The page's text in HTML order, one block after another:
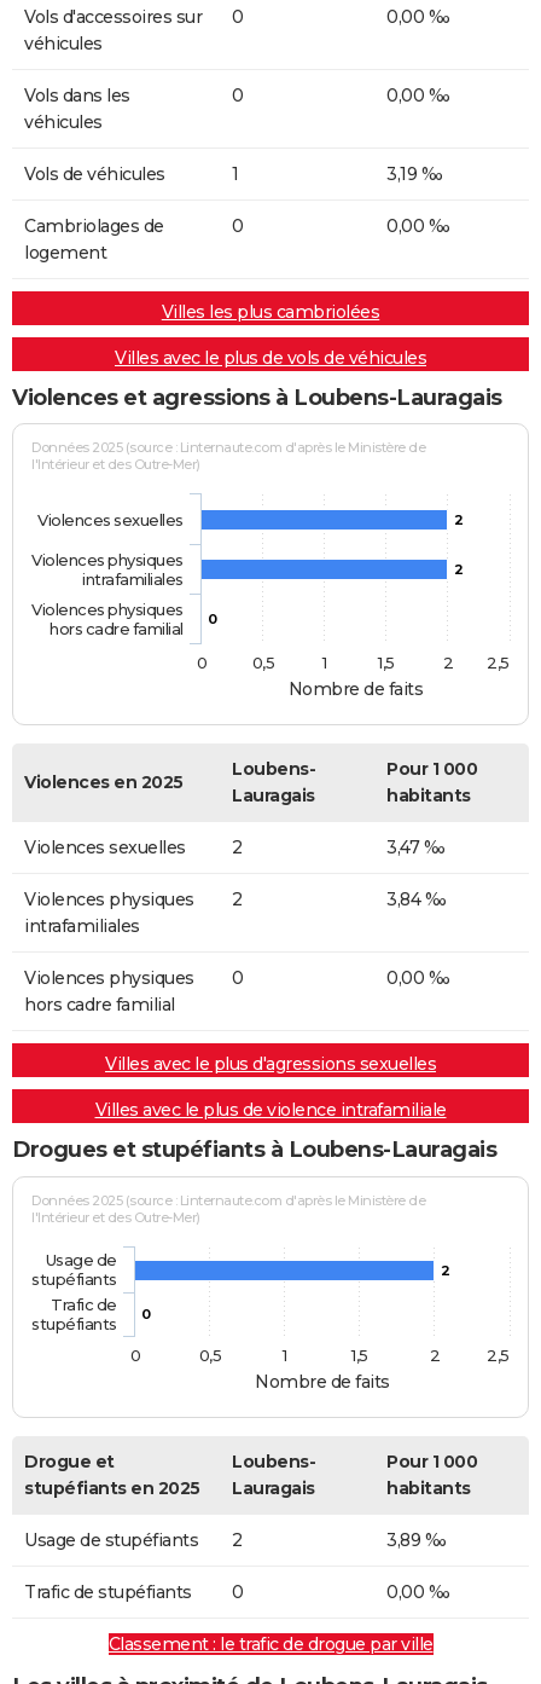
Vols d'accessoires sur
véhicules
0 0,00 ‰
Vols dans les
véhicules
0 0,00 ‰
Vols de véhicules 1 3,19 ‰
Cambriolages de
logement
0 0,00 ‰
Villes les plus cambriolées
Villes avec le plus de vols de véhicules
Violences et agressions à Loubens-Lauragais
Nombre de faits
Données 2025 (source : Linternaute.com d'après le Ministère de
l'Intérieur et des Outre-Mer)
2
2
0
Violences sexuelles
Violences physiques
intrafamiliales
Violences physiques
hors cadre familial
0
0,5 1 1,5 2 2,5
Violences en 2025
Loubens-
Lauragais
Pour 1 000
habitants
Violences sexuelles 2 3,47 ‰
Violences physiques
intrafamiliales
2 3,84 ‰
Violences physiques
hors cadre familial
0 0,00 ‰
Villes avec le plus d'agressions sexuelles
Villes avec le plus de violence intrafamiliale
Drogues et stupéfiants à Loubens-Lauragais
Nombre de faits
Données 2025 (source : Linternaute.com d'après le Ministère de
l'Intérieur et des Outre-Mer)
2
0
Usage de
stupéfiants
Trafic de
stupéfiants
0
0,5 1 1,5 2 2,5
Drogue et
stupéfiants en 2025
Loubens-
Lauragais
Pour 1 000
habitants
Usage de stupéfiants 2 3,89 ‰
Trafic de stupéfiants 0 0,00 ‰
Classement : le trafic de drogue par ville